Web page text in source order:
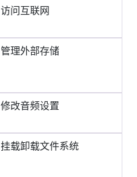
访问互联网
管理外部存储
修改音频设置
挂载卸载文件系统